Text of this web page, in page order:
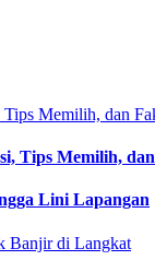
Tips Memilih,
Lini Lapangan